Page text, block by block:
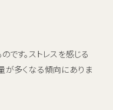
です。ストレスを感じる
が多くなる傾向にありま